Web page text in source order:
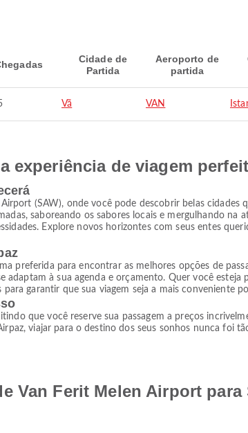
Cidade de
Partida
Aeroporto de
partida
Vã VAN
experiência de viagem
(SAW), onde você pode descobrir belas cidades
saboreando os sabores locais e mergulhando na
Explore novos horizontes com seus entes
preferida para encontrar as melhores opções de
adaptam à sua agenda e orçamento. Quer você
garantir que sua viagem seja a mais conveniente
que você reserve sua passagem a preços
viajar para o destino dos seus sonhos nunca foi
Van Ferit Melen Airport